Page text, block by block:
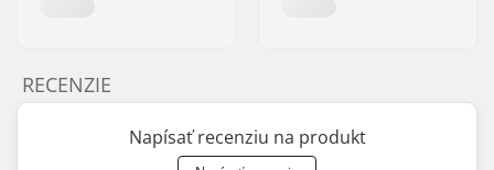
RECENZIE
Napísať recenziu na produkt